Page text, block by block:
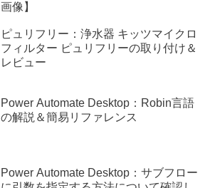
画像】
ピュリフリー：浄水器 キッツマイクロ
フィルター ピュリフリーの取り付け＆
レビュー
Power Automate Desktop：Robin言語
の解説＆簡易リファレンス
Power Automate Desktop：サブフロー